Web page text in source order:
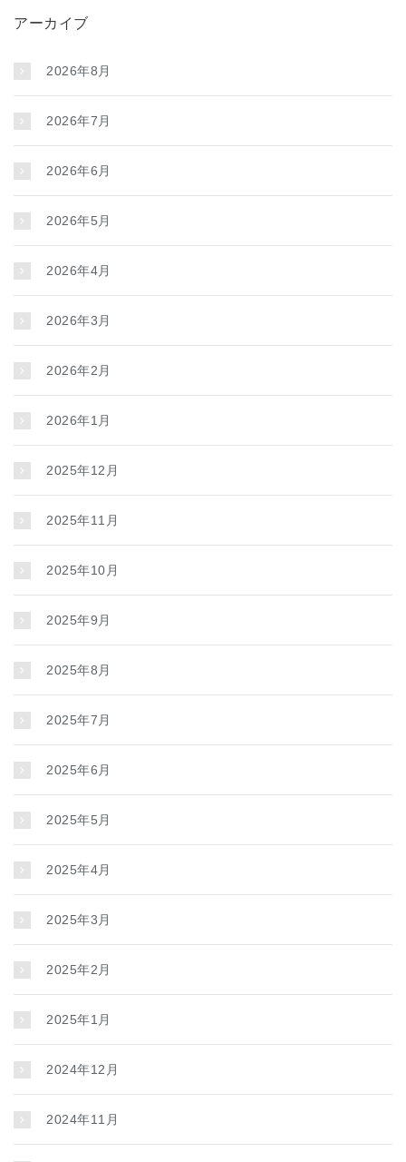
アーカイブ
2026年8月
2026年7月
2026年6月
2026年5月
2026年4月
2026年3月
2026年2月
2026年1月
2025年12月
2025年11月
2025年10月
2025年9月
2025年8月
2025年7月
2025年6月
2025年5月
2025年4月
2025年3月
2025年2月
2025年1月
2024年12月
2024年11月